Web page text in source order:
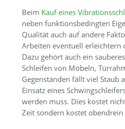
Beim Kauf eines
neben funktionsbedingten
Qualität auch auf andere
Arbeiten eventuell erleichtern
Dazu gehört auch ein
Schleifen von Möbeln,
Gegenständen fällt viel Staub
Einsatz eines
werden muss. Dies kostet
Zeit sondern kostet obendrein